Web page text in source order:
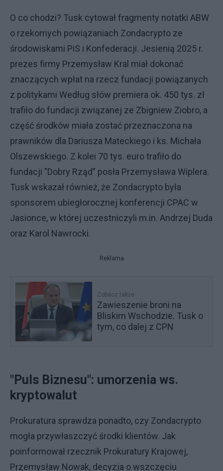
O co chodzi? Tusk cytował fragmenty notatki ABW
o rzekomych powiązaniach Zondacrypto ze
środowiskami PiS i Konfederacji. Jesienią 2025 r.
prezes firmy Przemysław Kral miał dokonać
znaczących wpłat na rzecz fundacji powiązanych
z politykami Według słów premiera ok. 450 tys. zł
trafiło do fundacji związanej ze Zbigniew Ziobro, a
część środków miała zostać przeznaczona na
prawników dla Dariusza Mateckiego i ks. Michała
Olszewskiego. Z kolei 70 tys. euro trafiło do
fundacji "Dobry Rząd” posła Przemysława Wiplera.
Tusk wskazał również, że Zondacrypto była
sponsorem ubiegłorocznej konferencji CPAC w
Jasionce, w której uczestniczyli m.in. Andrzej Duda
oraz Karol Nawrocki.
Reklama
Zobacz także
Zawieszenie broni na
Bliskim Wschodzie. Tusk o
tym, co dalej z CPN
"Puls Biznesu": umorzenia ws.
kryptowalut
Prokuratura sprawdza ponadto, czy Zondacrypto
mogła przywłaszczyć środki klientów. Jak
poinformował rzecznik Prokuratury Krajowej,
Przemysław Nowak, decyzja o wszczęciu